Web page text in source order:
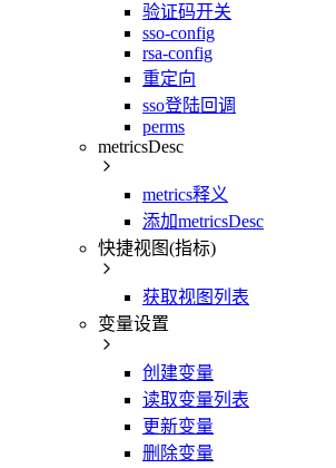
验证码开关
sso-config
rsa-config
重定向
sso登陆回调
perms
metricsDesc
metrics释义
添加metricsDesc
快捷视图(指标)
获取视图列表
变量设置
创建变量
读取变量列表
更新变量
删除变量